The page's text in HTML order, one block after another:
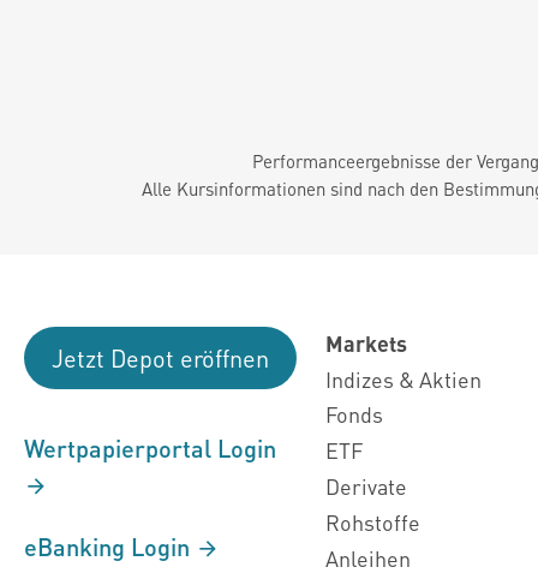
Performanceergebnisse der
Alle Kursinformationen sind nach den
Jetzt Depot eröffnen
Wertpapierportal Login
eBanking Login
Markets
Indizes & Aktien
Fonds
ETF
Derivate
Rohstoffe
Anleihen